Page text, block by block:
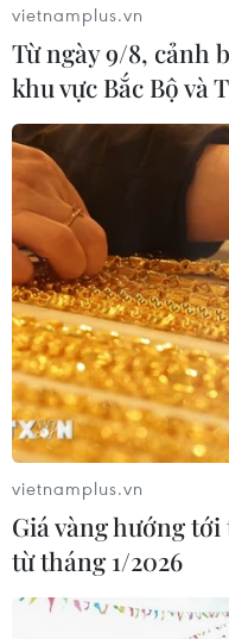
vietnamplus.vn
Từ ngày 9/8, cảnh
khu vực Bắc Bộ và
vietnamplus.vn
Giá vàng hướng
từ tháng 1/2026